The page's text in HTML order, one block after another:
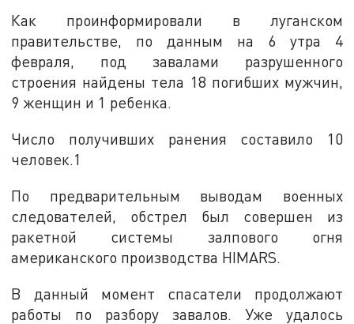
Как проинформировали в луганском
правительстве, по данным на 6 утра 4
февраля, под завалами разрушенного
строения найдены тела 18 погибших мужчин,
9 женщин и 1 ребенка.
Число получивших ранения составило 10
человек.1
По предварительным выводам военных
следователей, обстрел был совершен из
ракетной системы залпового огня
американского производства HIMARS.
В данный момент спасатели продолжают
работы по разбору завалов. Уже удалось